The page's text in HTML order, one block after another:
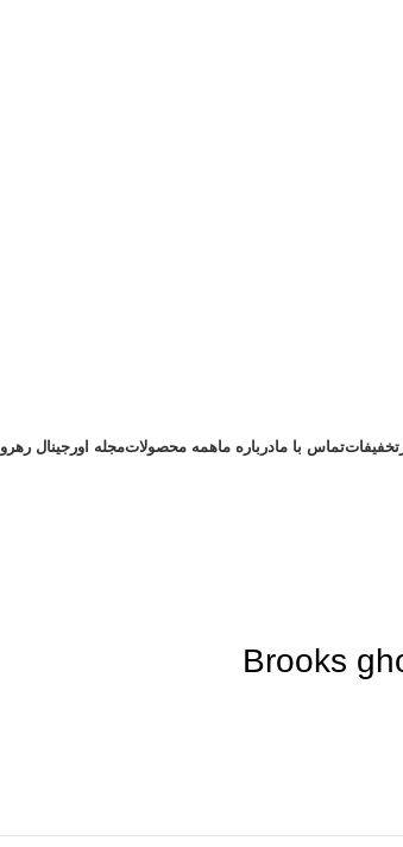
تخفیفاتتماس با مادرباره ماهمه محصولاتمجله اورجینال رهرو